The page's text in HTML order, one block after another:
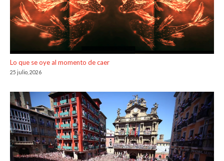
Lo que se oye al momento de caer
25 julio, 2026